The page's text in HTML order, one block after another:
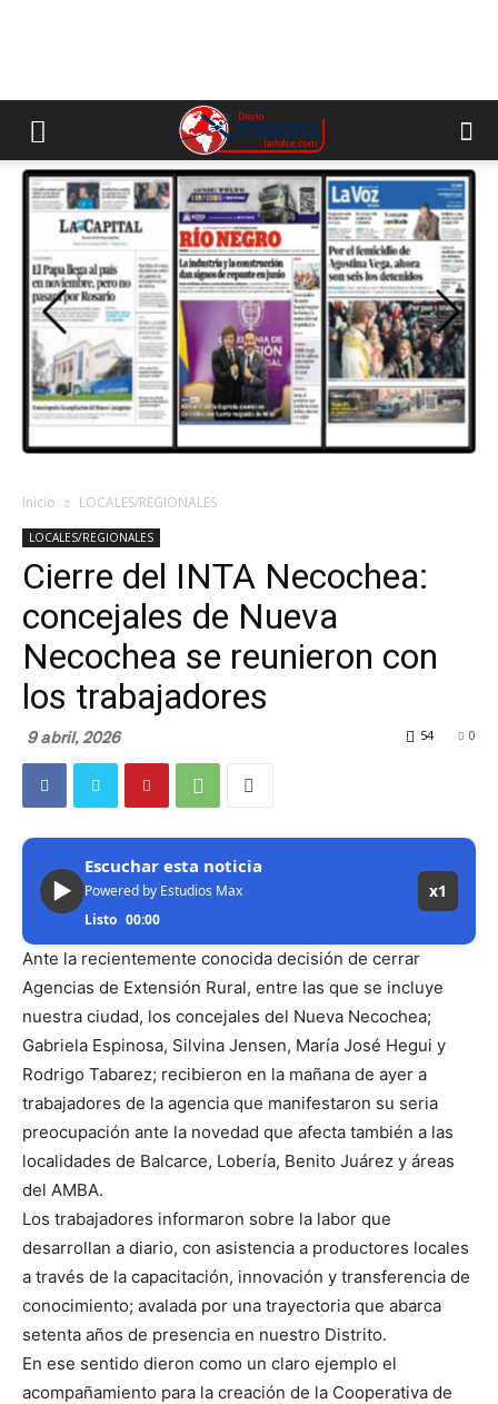
Inicio LOCALES/REGIONALES
LOCALES/REGIONALES
Cierre del INTA Necochea:
concejales de Nueva
Necochea se reunieron con
los trabajadores
9 abril, 2026 0
54
▶
Escuchar esta noticia
Powered by Estudios Max
Listo 00:00
x1
Ante la recientemente conocida decisión de cerrar
Agencias de Extensión Rural, entre las que se incluye
nuestra ciudad, los concejales del Nueva Necochea;
Gabriela Espinosa, Silvina Jensen, María José Hegui y
Rodrigo Tabarez; recibieron en la mañana de ayer a
trabajadores de la agencia que manifestaron su seria
preocupación ante la novedad que afecta también a las
localidades de Balcarce, Lobería, Benito Juárez y áreas
del AMBA.
Los trabajadores informaron sobre la labor que
desarrollan a diario, con asistencia a productores locales
a través de la capacitación, innovación y transferencia de
conocimiento; avalada por una trayectoria que abarca
setenta años de presencia en nuestro Distrito.
En ese sentido dieron como un claro ejemplo el
acompañamiento para la creación de la Cooperativa de